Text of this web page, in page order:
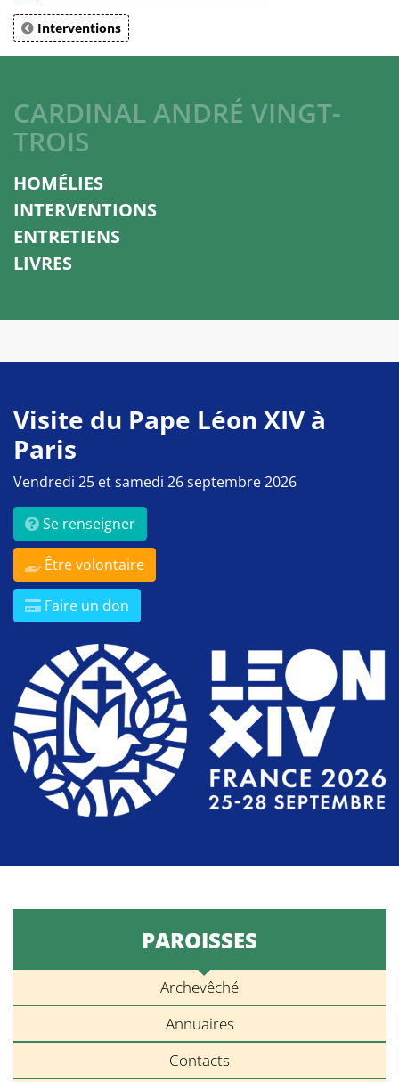
Interventions
CARDINAL ANDRÉ VINGT-
TROIS
HOMÉLIES
INTERVENTIONS
ENTRETIENS
LIVRES
Visite du Pape Léon XIV à
Paris
Vendredi 25 et samedi 26 septembre 2026
Se renseigner
Être volontaire
Faire un don
PAROISSES
Archevêché
Annuaires
Contacts